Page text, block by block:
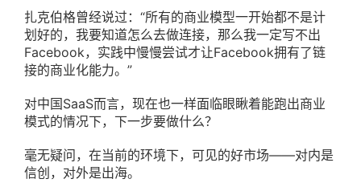
扎克伯格曾经说过：“所有的商业模型一开始都不是计
划好的，我要知道怎么去做连接，那么我一定写不出
Facebook，实践中慢慢尝试才让Facebook拥有了链
接的商业化能力。”
对中国SaaS而言，现在也一样面临眼瞅着能跑出商业
模式的情况下，下一步要做什么？
毫无疑问，在当前的环境下，可见的好市场——对内是
信创，对外是出海。